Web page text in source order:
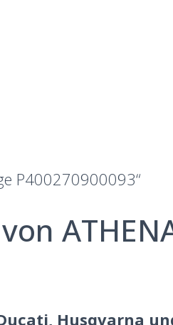
P400270900093“
Husqvarna